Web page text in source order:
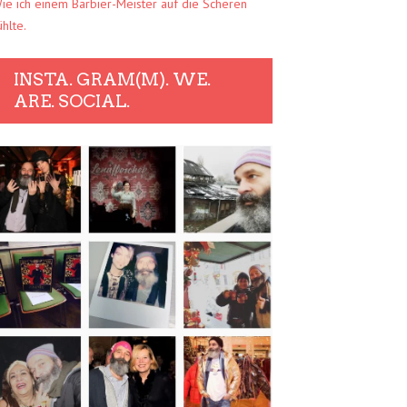
ich einem Barbier-Meister auf die Scheren
INSTA. GRAM(M). WE.
ARE. SOCIAL.